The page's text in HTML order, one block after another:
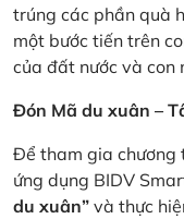
trúng các phần quà
một bước tiến trên
của đất nước và con
Đón Mã du xuân –
Để tham gia chương
ứng dụng BIDV
du xuân” và thực